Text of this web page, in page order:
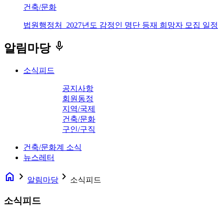
건축/문화
법원행정처_2027년도 감정인 명단 등재 희망자 모집 일
알림마당 keyboard_voice
소식피드
공지사항
회원동정
지역/국제
건축/문화
구인/구직
건축/문화계 소식
뉴스레터
home navigate_next 알림마당 navigate_next 소식피드
소식피드